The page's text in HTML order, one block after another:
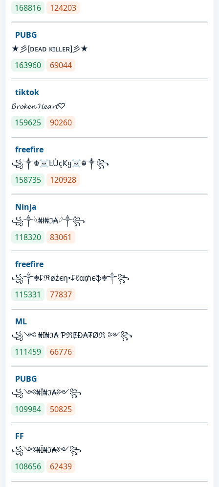
168816
124203
PUBG
★彡[ᴅᴇᴀᴅ ᴋɪʟʟᴇʀ]彡★
163960
69044
tiktok
𝓑𝓻𝓸𝓴𝓮𝓷 𝓗𝓮𝓪𝓻𝓽♡
159625
90260
freefire
꧁༒☬☠Ƚ︎ÙçҜყ☠︎☬༒꧂
158735
120928
Ninja
꧁⁣༒𓆩₦ł₦ℑ₳𓆪༒꧂
118320
83061
freefire
꧁༒☬₣ℜøźєη•₣ℓα₥єֆ☬༒꧂
115331
77837
ML
꧁༺ ₦Ї₦ℑ₳ ƤℜɆĐ₳₮Øℜ ༻꧂
111459
66776
PUBG
꧁༺₦Ї₦ℑ₳༻꧂
109984
50825
FF
꧁༺₦Ї₦ℑ₳༻꧂
108656
62439